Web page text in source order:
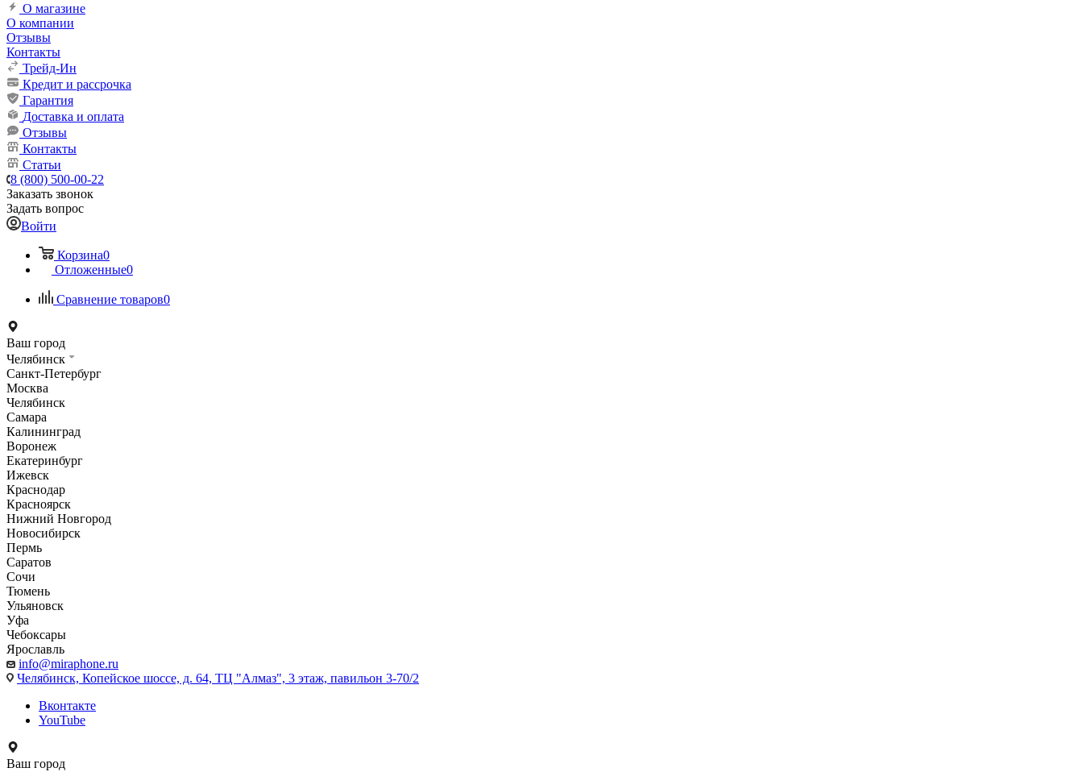
О магазине
О компании
Отзывы
Контакты
Трейд-Ин
Кредит и рассрочка
Гарантия
Доставка и оплата
Отзывы
Контакты
Статьи
8 (800) 500-00-22
Заказать звонок
Задать вопрос
Войти
Корзина0
Отложенные0
Сравнение товаров0
Ваш город
Челябинск
Санкт-Петербург
Москва
Челябинск
Самара
Калининград
Воронеж
Екатеринбург
Ижевск
Краснодар
Красноярск
Нижний Новгород
Новосибирск
Пермь
Саратов
Сочи
Тюмень
Ульяновск
Уфа
Чебоксары
Ярославль
info@miraphone.ru
Челябинск, Копейское шоссе, д. 64, ТЦ "Алмаз", 3 этаж, павильон 3-70/2
Вконтакте
YouTube
Ваш город